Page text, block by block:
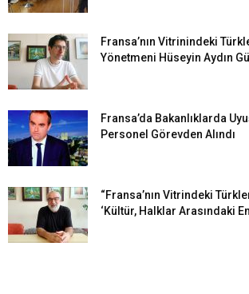
Fransa’nın Vitrinindeki
Yönetmeni Hüseyin Aydın
Fransa’da Bakanlıklarda
Personel Görevden Alındı
“Fransa’nın Vitrindeki
‘Kültür, Halklar Arasındaki